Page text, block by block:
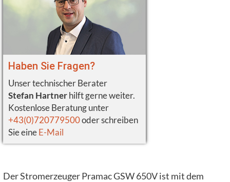
Haben Sie Fragen?
Unser technischer Berater
Stefan Hartnerhilft gerne weiter.
Kostenlose Beratung unter
+43(0)720779500oder schreiben
Sie eineE-Mail
Der Stromerzeuger Pramac GSW 650V ist mit dem